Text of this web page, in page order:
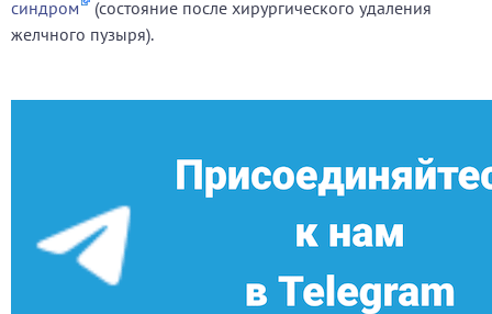
синдром
(состояние после хирургического удаления
желчного пузыря).